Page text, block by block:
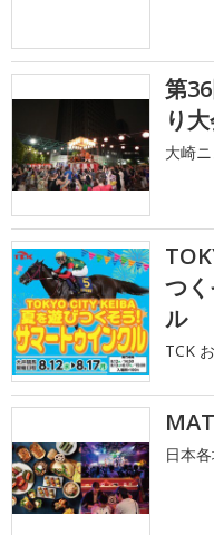
第
り
大崎
つ
ル
TCK
日本